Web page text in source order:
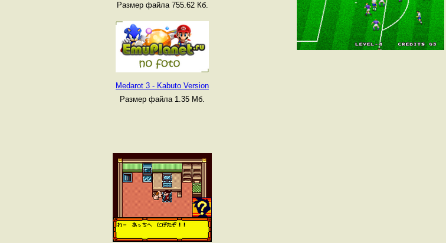
Размер файла 755.62 Кб.
Medarot 3 - Kabuto Version
Размер файла 1.35 Мб.